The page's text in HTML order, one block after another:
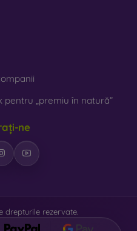
„premiu în natură”
ne
drepturile rezervate.